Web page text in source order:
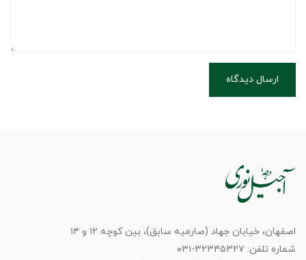
ارسال دیدگاه
اصفهان، خیابان جهاد (صارمیه سابق)، بین کوچه ۱۲ و ۱۴
شماره تلفن: ۳۲۳۴۵۳۲۷-۰۳۱